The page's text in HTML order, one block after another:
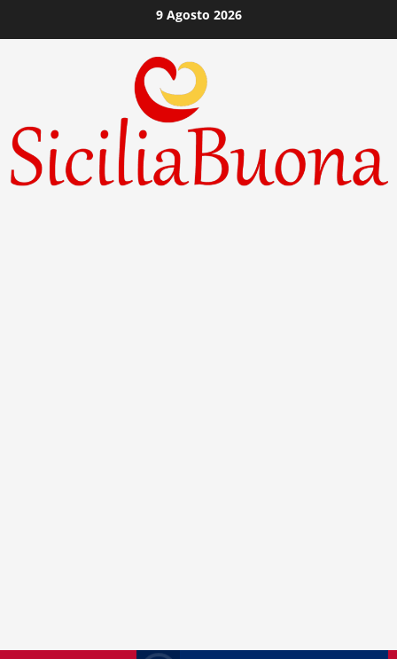
al
9 Agosto 2026